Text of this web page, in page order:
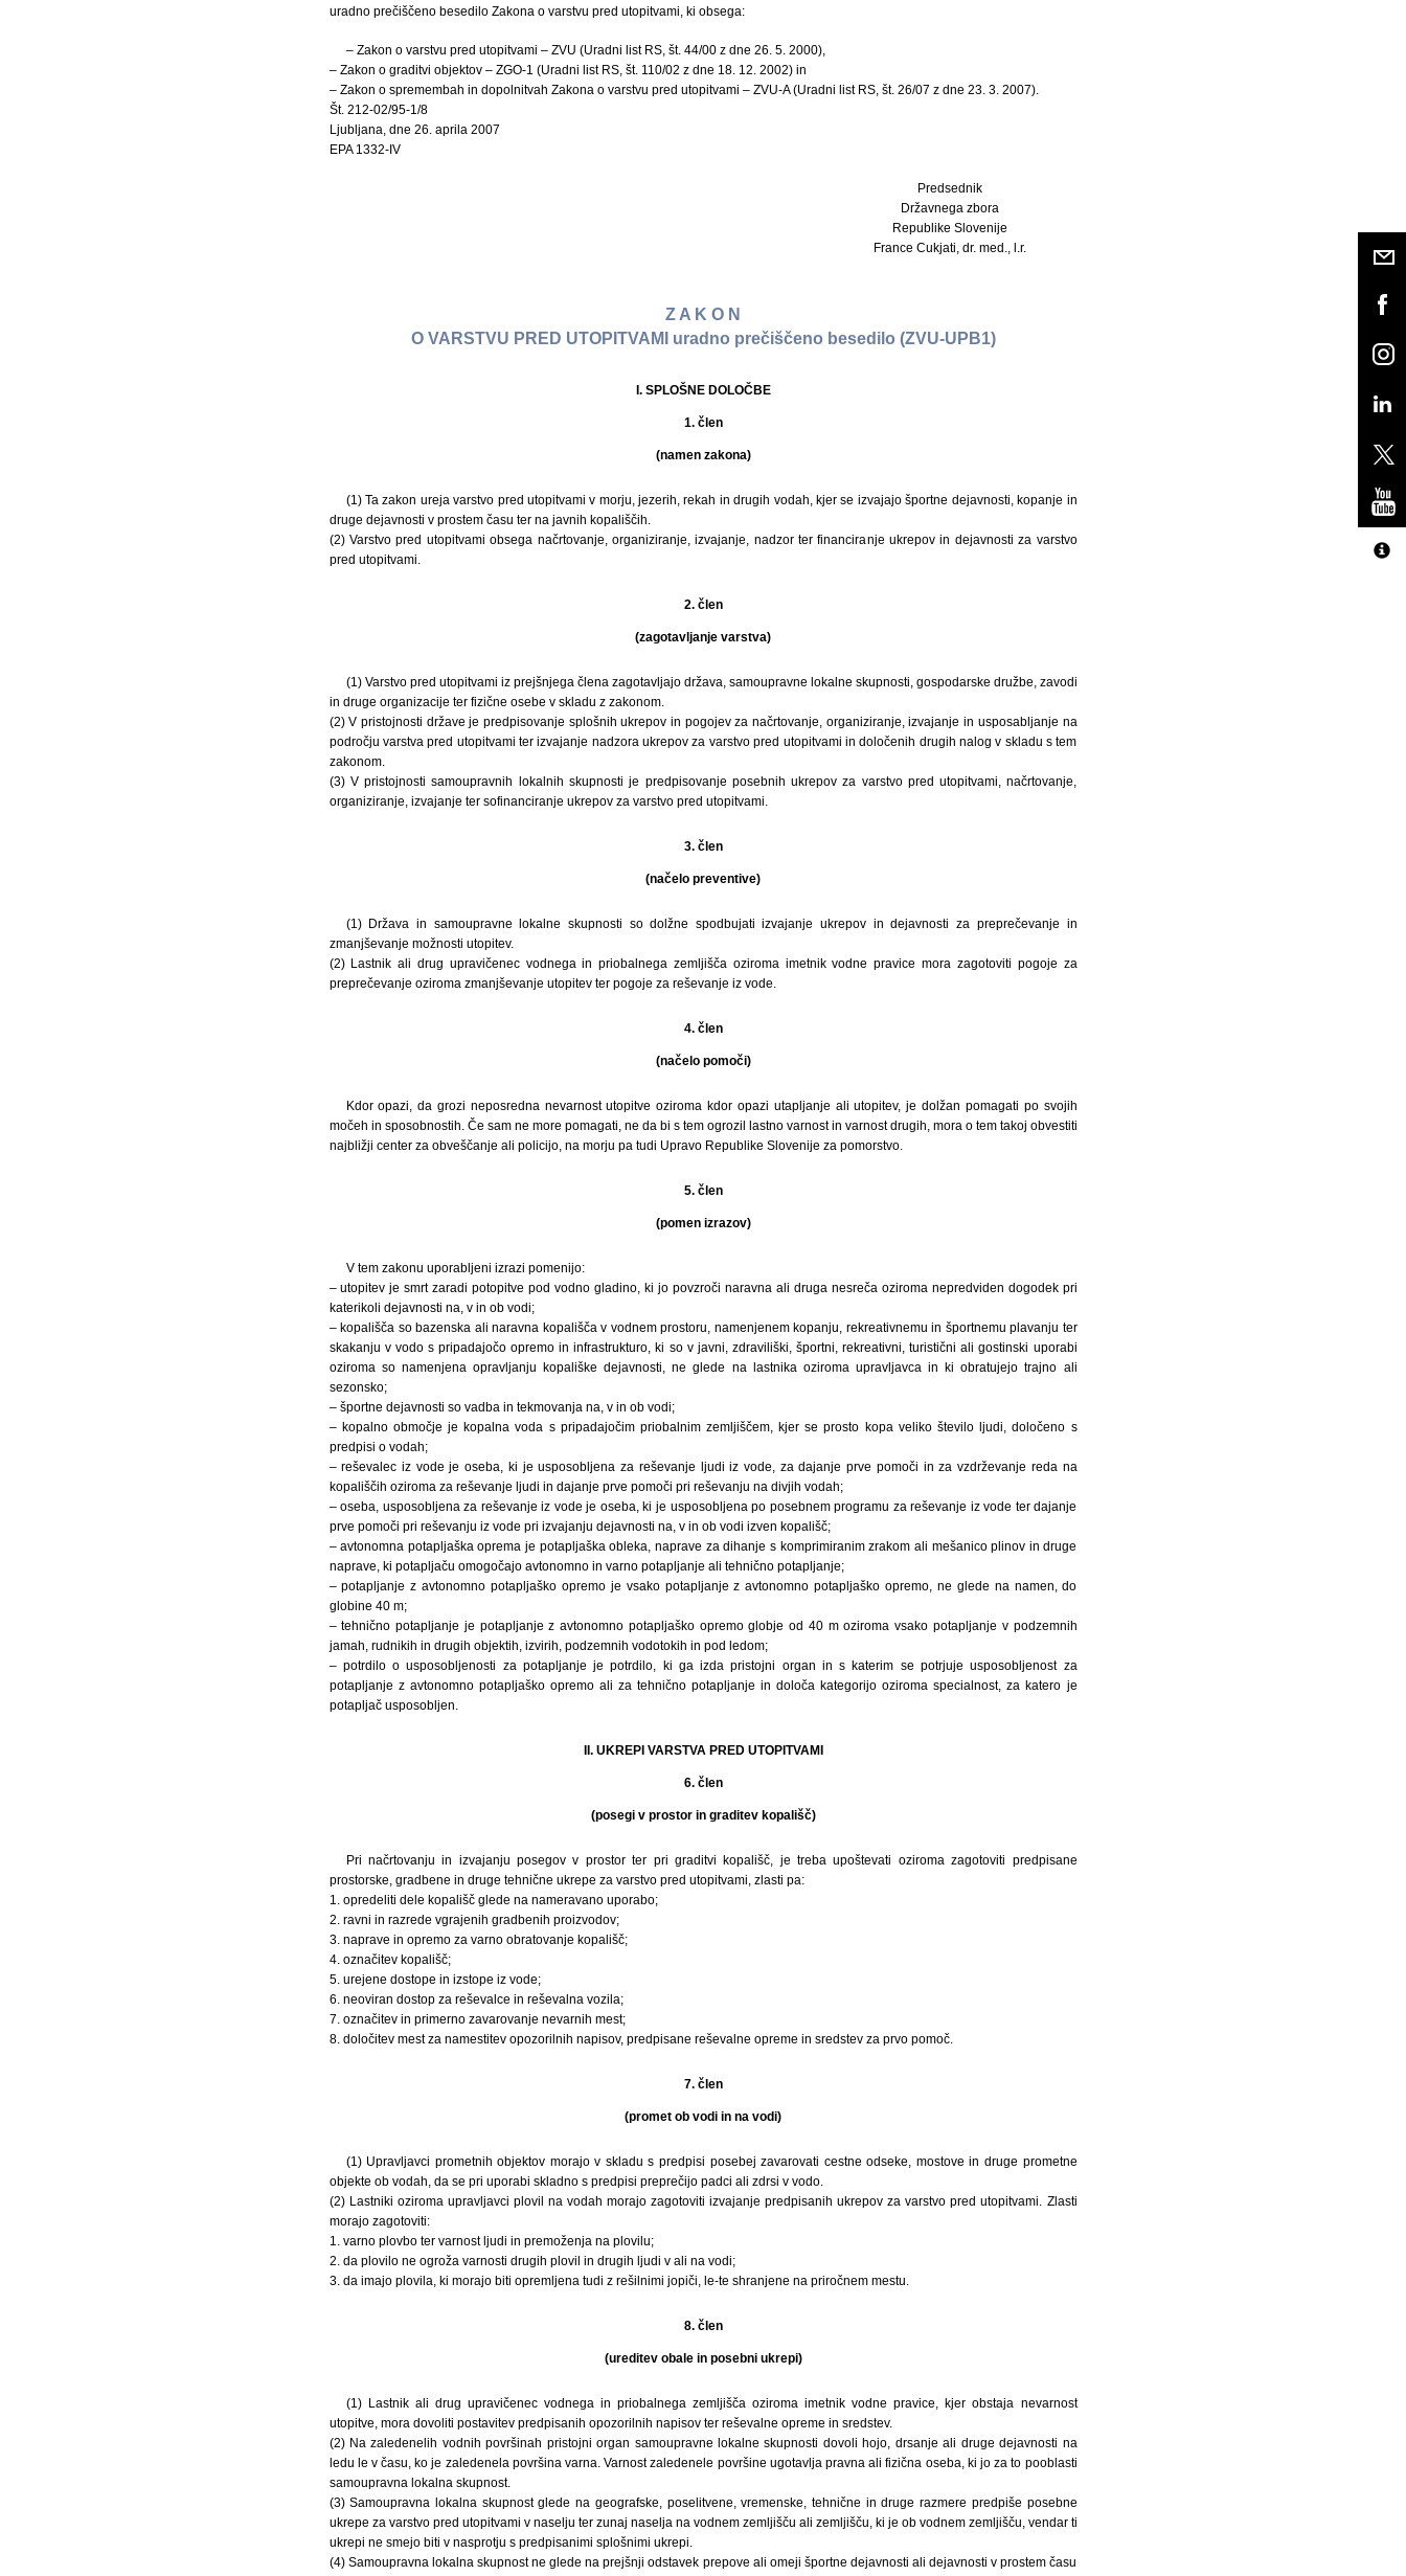
uradno prečiščeno besedilo Zakona o varstvu pred utopitvami, ki obsega:
– Zakon o varstvu pred utopitvami – ZVU (Uradni list RS, št. 44/00 z dne 26. 5. 2000),
– Zakon o graditvi objektov – ZGO-1 (Uradni list RS, št. 110/02 z dne 18. 12. 2002) in
– Zakon o spremembah in dopolnitvah Zakona o varstvu pred utopitvami – ZVU-A (Uradni list RS, št. 26/07 z dne 23. 3. 2007).
Št. 212-02/95-1/8
Ljubljana, dne 26. aprila 2007
EPA 1332-IV
Predsednik
Državnega zbora
Republike Slovenije
France Cukjati, dr. med., l.r.
Z A K O N
O VARSTVU PRED UTOPITVAMI uradno prečiščeno besedilo (ZVU-UPB1)
I. SPLOŠNE DOLOČBE
1. člen
(namen zakona)
(1) Ta zakon ureja varstvo pred utopitvami v morju, jezerih, rekah in drugih vodah, kjer se izvajajo športne dejavnosti, kopanje in
druge dejavnosti v prostem času ter na javnih kopališčih.
(2) Varstvo pred utopitvami obsega načrtovanje, organiziranje, izvajanje, nadzor ter financiranje ukrepov in dejavnosti za varstvo
pred utopitvami.
2. člen
(zagotavljanje varstva)
(1) Varstvo pred utopitvami iz prejšnjega člena zagotavljajo država, samoupravne lokalne skupnosti, gospodarske družbe, zavodi
in druge organizacije ter fizične osebe v skladu z zakonom.
(2) V pristojnosti države je predpisovanje splošnih ukrepov in pogojev za načrtovanje, organiziranje, izvajanje in usposabljanje na
področju varstva pred utopitvami ter izvajanje nadzora ukrepov za varstvo pred utopitvami in določenih drugih nalog v skladu s tem
zakonom.
(3) V pristojnosti samoupravnih lokalnih skupnosti je predpisovanje posebnih ukrepov za varstvo pred utopitvami, načrtovanje,
organiziranje, izvajanje ter sofinanciranje ukrepov za varstvo pred utopitvami.
3. člen
(načelo preventive)
(1) Država in samoupravne lokalne skupnosti so dolžne spodbujati izvajanje ukrepov in dejavnosti za preprečevanje in
zmanjševanje možnosti utopitev.
(2) Lastnik ali drug upravičenec vodnega in priobalnega zemljišča oziroma imetnik vodne pravice mora zagotoviti pogoje za
preprečevanje oziroma zmanjševanje utopitev ter pogoje za reševanje iz vode.
4. člen
(načelo pomoči)
Kdor opazi, da grozi neposredna nevarnost utopitve oziroma kdor opazi utapljanje ali utopitev, je dolžan pomagati po svojih
močeh in sposobnostih. Če sam ne more pomagati, ne da bi s tem ogrozil lastno varnost in varnost drugih, mora o tem takoj obvestiti
najbližji center za obveščanje ali policijo, na morju pa tudi Upravo Republike Slovenije za pomorstvo.
5. člen
(pomen izrazov)
V tem zakonu uporabljeni izrazi pomenijo:
– utopitev je smrt zaradi potopitve pod vodno gladino, ki jo povzroči naravna ali druga nesreča oziroma nepredviden dogodek pri
katerikoli dejavnosti na, v in ob vodi;
– kopališča so bazenska ali naravna kopališča v vodnem prostoru, namenjenem kopanju, rekreativnemu in športnemu plavanju ter
skakanju v vodo s pripadajočo opremo in infrastrukturo, ki so v javni, zdraviliški, športni, rekreativni, turistični ali gostinski uporabi
oziroma so namenjena opravljanju kopališke dejavnosti, ne glede na lastnika oziroma upravljavca in ki obratujejo trajno ali
sezonsko;
– športne dejavnosti so vadba in tekmovanja na, v in ob vodi;
– kopalno območje je kopalna voda s pripadajočim priobalnim zemljiščem, kjer se prosto kopa veliko število ljudi, določeno s
predpisi o vodah;
– reševalec iz vode je oseba, ki je usposobljena za reševanje ljudi iz vode, za dajanje prve pomoči in za vzdrževanje reda na
kopališčih oziroma za reševanje ljudi in dajanje prve pomoči pri reševanju na divjih vodah;
– oseba, usposobljena za reševanje iz vode je oseba, ki je usposobljena po posebnem programu za reševanje iz vode ter dajanje
prve pomoči pri reševanju iz vode pri izvajanju dejavnosti na, v in ob vodi izven kopališč;
– avtonomna potapljaška oprema je potapljaška obleka, naprave za dihanje s komprimiranim zrakom ali mešanico plinov in druge
naprave, ki potapljaču omogočajo avtonomno in varno potapljanje ali tehnično potapljanje;
– potapljanje z avtonomno potapljaško opremo je vsako potapljanje z avtonomno potapljaško opremo, ne glede na namen, do
globine 40 m;
– tehnično potapljanje je potapljanje z avtonomno potapljaško opremo globje od 40 m oziroma vsako potapljanje v podzemnih
jamah, rudnikih in drugih objektih, izvirih, podzemnih vodotokih in pod ledom;
– potrdilo o usposobljenosti za potapljanje je potrdilo, ki ga izda pristojni organ in s katerim se potrjuje usposobljenost za
potapljanje z avtonomno potapljaško opremo ali za tehnično potapljanje in določa kategorijo oziroma specialnost, za katero je
potapljač usposobljen.
II. UKREPI VARSTVA PRED UTOPITVAMI
6. člen
(posegi v prostor in graditev kopališč)
Pri načrtovanju in izvajanju posegov v prostor ter pri graditvi kopališč, je treba upoštevati oziroma zagotoviti predpisane
prostorske, gradbene in druge tehnične ukrepe za varstvo pred utopitvami, zlasti pa:
1. opredeliti dele kopališč glede na nameravano uporabo;
2. ravni in razrede vgrajenih gradbenih proizvodov;
3. naprave in opremo za varno obratovanje kopališč;
4. označitev kopališč;
5. urejene dostope in izstope iz vode;
6. neoviran dostop za reševalce in reševalna vozila;
7. označitev in primerno zavarovanje nevarnih mest;
8. določitev mest za namestitev opozorilnih napisov, predpisane reševalne opreme in sredstev za prvo pomoč.
7. člen
(promet ob vodi in na vodi)
(1) Upravljavci prometnih objektov morajo v skladu s predpisi posebej zavarovati cestne odseke, mostove in druge prometne
objekte ob vodah, da se pri uporabi skladno s predpisi preprečijo padci ali zdrsi v vodo.
(2) Lastniki oziroma upravljavci plovil na vodah morajo zagotoviti izvajanje predpisanih ukrepov za varstvo pred utopitvami. Zlasti
morajo zagotoviti:
1. varno plovbo ter varnost ljudi in premoženja na plovilu;
2. da plovilo ne ogroža varnosti drugih plovil in drugih ljudi v ali na vodi;
3. da imajo plovila, ki morajo biti opremljena tudi z rešilnimi jopiči, le-te shranjene na priročnem mestu.
8. člen
(ureditev obale in posebni ukrepi)
(1) Lastnik ali drug upravičenec vodnega in priobalnega zemljišča oziroma imetnik vodne pravice, kjer obstaja nevarnost
utopitve, mora dovoliti postavitev predpisanih opozorilnih napisov ter reševalne opreme in sredstev.
(2) Na zaledenelih vodnih površinah pristojni organ samoupravne lokalne skupnosti dovoli hojo, drsanje ali druge dejavnosti na
ledu le v času, ko je zaledenela površina varna. Varnost zaledenele površine ugotavlja pravna ali fizična oseba, ki jo za to pooblasti
samoupravna lokalna skupnost.
(3) Samoupravna lokalna skupnost glede na geografske, poselitvene, vremenske, tehnične in druge razmere predpiše posebne
ukrepe za varstvo pred utopitvami v naselju ter zunaj naselja na vodnem zemljišču ali zemljišču, ki je ob vodnem zemljišču, vendar ti
ukrepi ne smejo biti v nasprotju s predpisanimi splošnimi ukrepi.
(4) Samoupravna lokalna skupnost ne glede na prejšnji odstavek prepove ali omeji športne dejavnosti ali dejavnosti v prostem času